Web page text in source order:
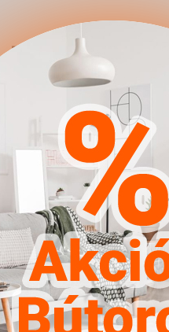
Sarokkanapé
115 (Manila 26)
4.567Ft
Ugrás a
boltba